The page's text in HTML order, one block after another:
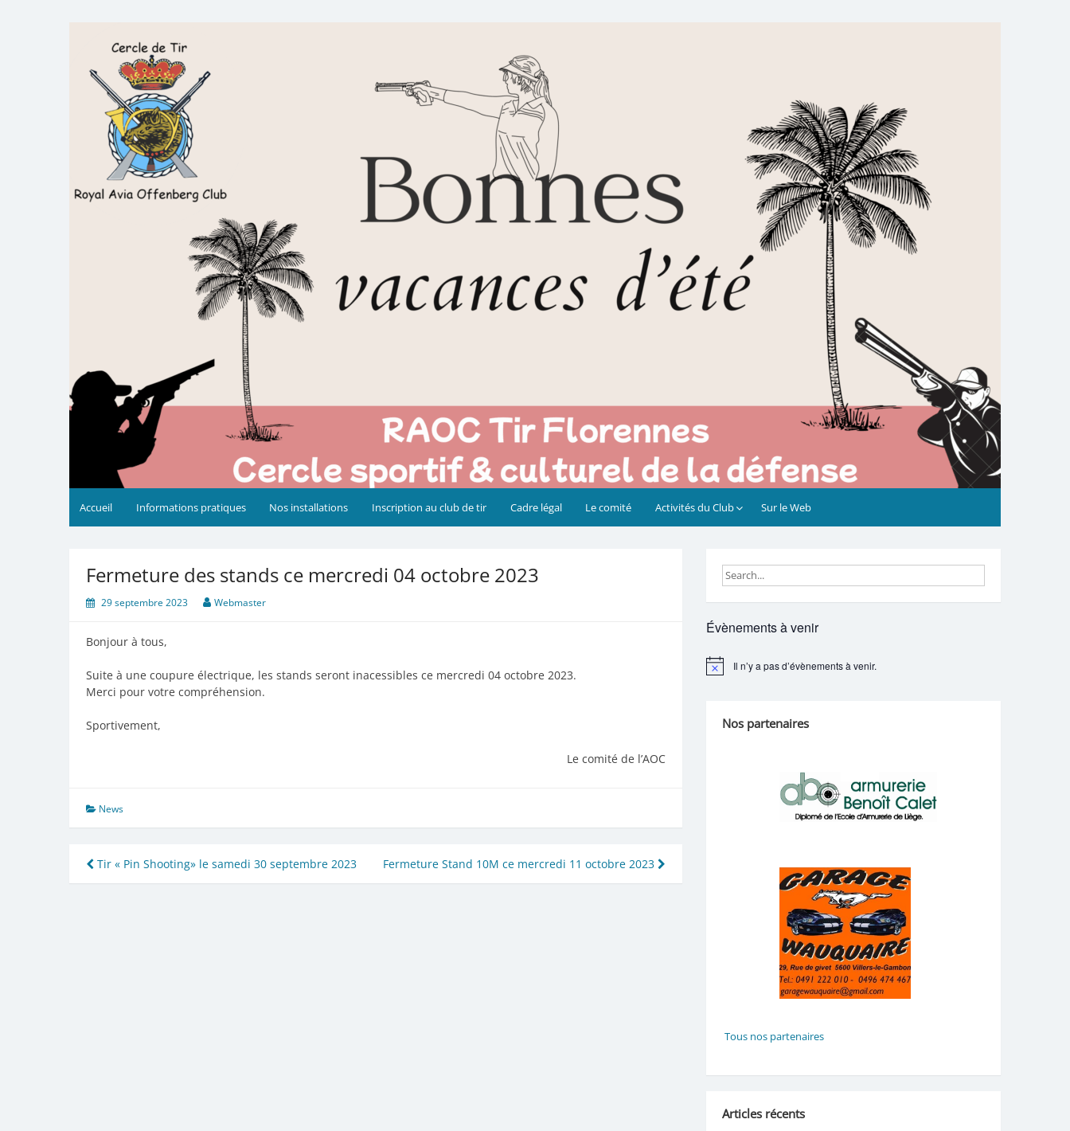
Royal AOC Florennes
Section TIR de l'AVIA
Accueil Informations pratiques Nos installations Inscription au club de tir Cadre légal Le comité Activités du Club Sur le Web
Fermeture des stands ce mercredi 04 octobre 2023
29 septembre 2023 Webmaster
Bonjour à tous,
Suite à une coupure électrique, les stands seront inacessibles ce mercredi 04 octobre 2023.
Merci pour votre compréhension.
Sportivement,
Le comité de l’AOC
News
Navigation
de
Tir « Pin Shooting» le samedi 30 septembre 2023 Fermeture Stand 10M ce mercredi 11 octobre 2023
Évènements à venir
Notice Il n’y a pas d’évènements à venir.
Nos partenaires
Tous nos partenaires
Articles récents